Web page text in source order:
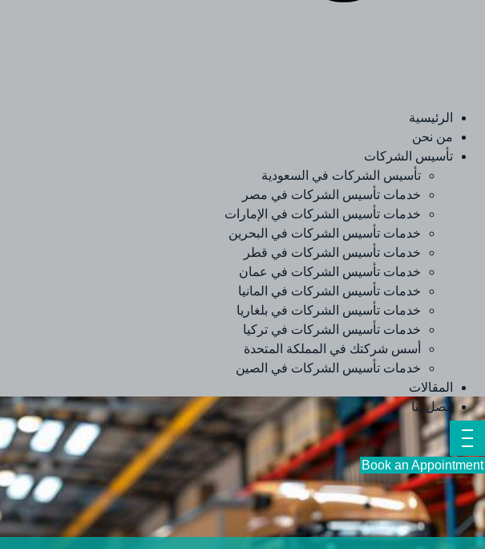
الرئيسية
من نحن
تأسيس الشركات
تأسيس الشركات في السعودية
خدمات تأسيس الشركات في مصر
خدمات تأسيس الشركات في الإمارات
خدمات تأسيس الشركات في البحرين
خدمات تأسيس الشركات في قطر
خدمات تأسيس الشركات في عمان
خدمات تأسيس الشركات في المانيا
خدمات تأسيس الشركات في بلغاريا
خدمات تأسيس الشركات في تركيا
أسس شركتك في المملكة المتحدة
خدمات تأسيس الشركات في الصين
المقالات
اتصل بنا
Book an Appointment